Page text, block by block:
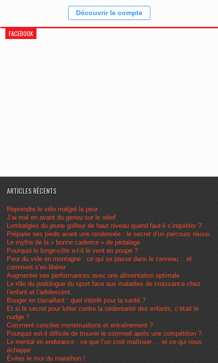
Découvrir le compte
FACEBOOK
ARTICLES RÉCENTS
Reprendre le vélo malgré la peur
J’ai mal en avant du genou sur le relief
Lombalgies du jeune golfeur de haut niveau quand faut-il s’inquiéter ?
Préparer ses pieds avant une randonnée : le secret d’un parcours réussi
Le mythe de la « bonne cadence » de pédalage
Pourquoi le longe-côte a-t-il le vent en poupe ?
Peur du vide en montagne : ce qui se passe dans le cerveau… et
comment s’en libérer
Augmenter ses performances avec une alimentation optimale
Le rôle du podologue du sport face aux maladies de croissance chez
l’enfant et l’adolescent
Bouger en travaillant : quel intérêt pour la santé ?
Et si le secret pour lutter contre la sédentarité des enfants, c’était le
nudge ?
Comment concilier menstruations et entraînement ?
Pourquoi est-il difficile de trouver le sommeil après une compétition ?
Le mental en endurance : ce que l’on croit maîtriser… et ce qui nous
échappe
Évitez le mur du marathon !